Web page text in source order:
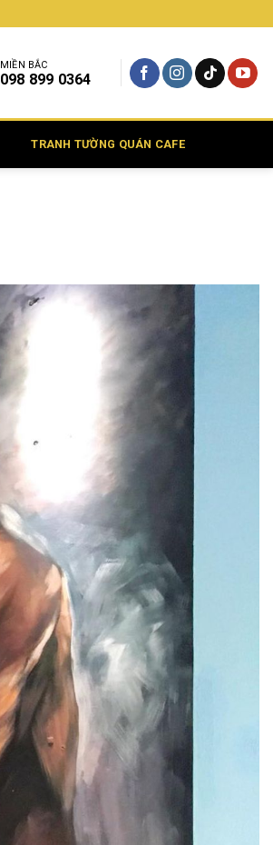
MIỀN BẮC
098 899 0364
TRANH TƯỜNG QUÁN CAFE